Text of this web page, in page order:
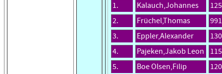
1.
Kalauch,Johannes
2.
Früchel,Thomas
991
3.
Eppler,Alexander
4.
Pajeken,Jakob Leon
5.
Boe Olsen,Filip